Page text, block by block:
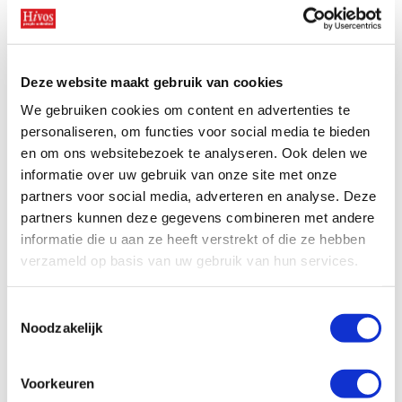
Deze website maakt gebruik van cookies
We gebruiken cookies om content en advertenties te
personaliseren, om functies voor social media te bieden
en om ons websitebezoek te analyseren. Ook delen we
informatie over uw gebruik van onze site met onze
partners voor social media, adverteren en analyse. Deze
partners kunnen deze gegevens combineren met andere
informatie die u aan ze heeft verstrekt of die ze hebben
verzameld op basis van uw gebruik van hun services.
Noodzakelijk
Voorkeuren
ongelijkheid, conflict en de afname van
samenwerking belangrijk. Duurzame oplossingen
ontstaan door samen te werken met lokale
organisaties, overheden, activisten en
gemeenschappen. Daarbij geloven we dat de
mensen die het meest geraakt worden door
problemen ook een belangrijke stem moeten
hebben in de oplossingen. Daarom zetten wij ons
als Hivos ook in voor het beschermen van deze
samenwerking, dit doen we door aan te dringen op
het beëindigen van bezuinigingen en vragen we de
mensenrechtenverdedigers te ondersteunen.
Ruimte voor kritische stemmen